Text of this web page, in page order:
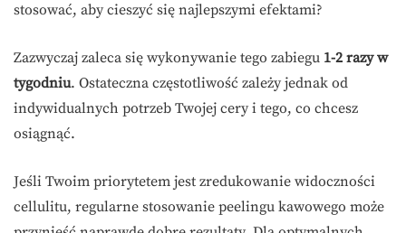
stosować, aby cieszyć się najlepszymi efektami?
Zazwyczaj zaleca się wykonywanie tego zabiegu 1-2 razy w
tygodniu. Ostateczna częstotliwość zależy jednak od
indywidualnych potrzeb Twojej cery i tego, co chcesz
osiągnąć.
Jeśli Twoim priorytetem jest zredukowanie widoczności
cellulitu, regularne stosowanie peelingu kawowego może